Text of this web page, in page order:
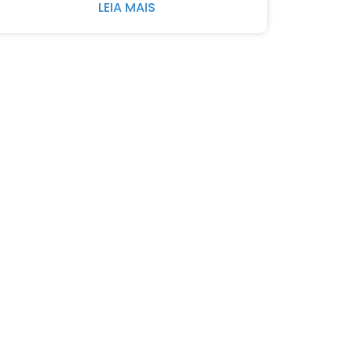
LEIA MAIS